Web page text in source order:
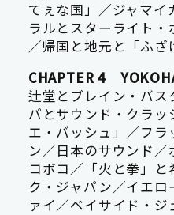
てぇな国」／ジャマイ
ラルとスターライト
／帰国と地元と「ふざ
CHAPTER 4
辻堂とブレイン・バス
パとサウンド・クラ
エ・バッシュ」／フ
ン／日本のサウンド
コボコ／「火と拳」
ク・ジャパン／イエ
ァイ／ベイサイド・ジ